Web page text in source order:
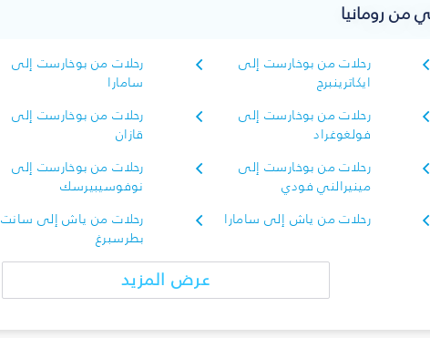
من رومانيا
رحلات من بوخارست إلى
ايكاترينبرج
رحلات من بوخارست إلى
سامارا
رحلات من بوخارست إلى
فولغوغراد
رحلات من بوخارست إلى
قازان
رحلات من بوخارست إلى
مينيرالني فودي
رحلات من بوخارست إلى
نوفوسيبيرسك
رحلات من ياش إلى سامارا
رحلات من ياش إلى سانت
بطرسبرغ
عرض المزيد